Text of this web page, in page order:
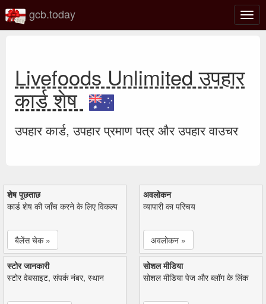
टॉगल
gcb.today
Livefoods Unlimited उपहार
कार्ड शेष
उपहार कार्ड, उपहार प्रमाण पत्र और उपहार वाउचर
शेष पूछताछ
कार्ड शेष की जाँच करने के लिए विकल्प
बैलेंस चेक »
अवलोकन
व्यापारी का परिचय
अवलोकन »
स्टोर जानकारी
स्टोर वेबसाइट, संपर्क नंबर, स्थान
सोशल मीडिया
सोशल मीडिया पेज और ब्लॉग के लिंक